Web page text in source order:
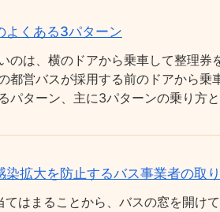
よくある3パターン
のは、横のドアから乗車して整理券
都営バスが採用する前のドアから
パターン、主に3パターンの乗り方と
染拡大を防止するバス事業者の取
はまることから、バスの窓を開け